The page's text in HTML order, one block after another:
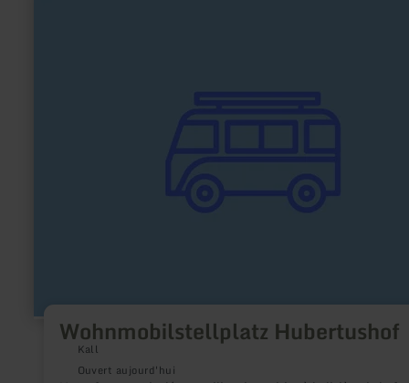
Wohnmobilstellplatz Hubertushof
Kall
Ouvert aujourd'hui